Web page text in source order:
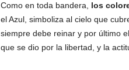
Como en toda bandera, los
el Azul, simboliza al cielo que
siempre debe reinar y por último
que se dio por la libertad, y la